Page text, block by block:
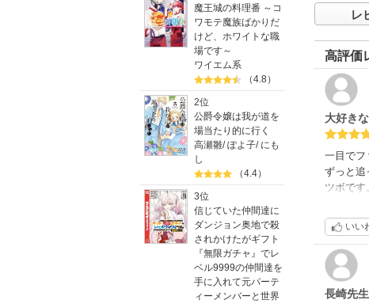
魔王城の料理番 ～コ
ワモテ魔族ばかりだ
けど、ホワイトな職
場です～
ワイエム系
（4.8）
2位
公爵令嬢は我が道を
場当たり的に行く
高瀬雛/ぽよ子/ にも
し
（4.4）
3位
信じていた仲間達に
ダンジョン奥地で殺
されかけたがギフト
『無限ガチャ』でレ
ベル9999の仲間達を
手に入れて元パーテ
ィーメンバーと世界
レ
高評価
大好き
一目でフ
ずっと追
ツボです
女性側に
いい
長崎先